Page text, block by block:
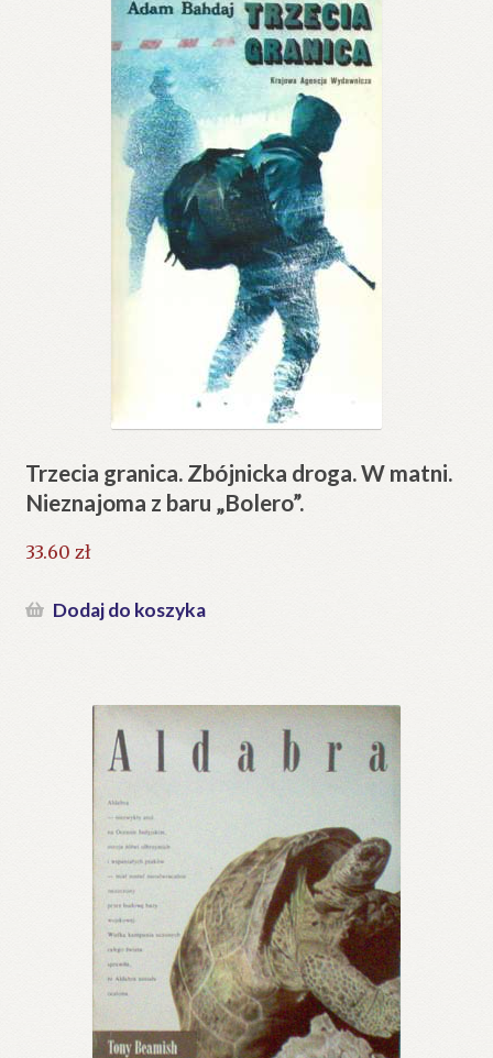
Trzecia granica. Zbójnicka droga. W matni.
Nieznajoma z baru „Bolero”.
33.60 zł
Dodaj do koszyka